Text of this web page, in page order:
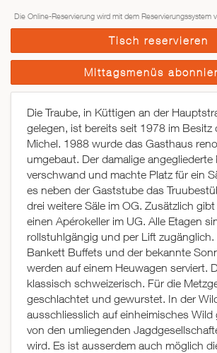
Die Online-Reservierung wird mit dem Reservierungssystem
Tisch reservieren
Mittagsmenüs
Die Traube, in Küttigen an der
gelegen, ist bereits seit 1978 im Besitz
Michel. 1988 wurde das Gasthaus
umgebaut. Der damalige angegliederte
verschwand und machte Platz für ein
es neben der Gaststube das
drei weitere Säle im OG. Zusätzlich
einen Apérokeller im UG. Alle Etagen
rollstuhlgängig und per Lift zugänglich.
Bankett Buffets und der bekannte
werden auf einem Heuwagen serviert.
klassisch schweizerisch. Für die
geschlachtet und gewurstet. In der
ausschliesslich auf einheimisches Wild
von den umliegenden
wird. Es ist ausserdem auch möglich